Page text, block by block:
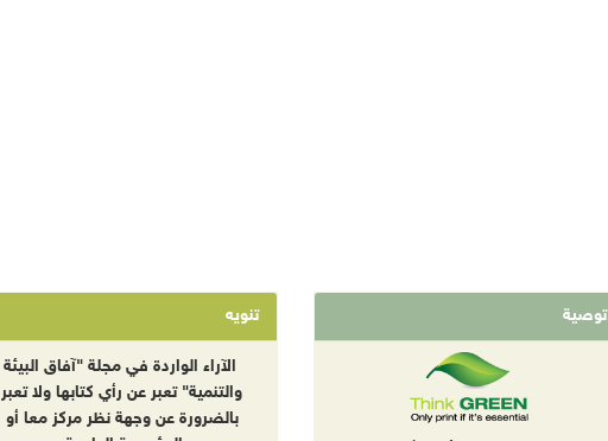
توصية تنويه
الآراء الواردة في مجلة "آفاق البيئة
والتنمية" تعبر عن رأي كتابها ولا تعبر
بالضرورة عن وجهة نظر مركز معا أو